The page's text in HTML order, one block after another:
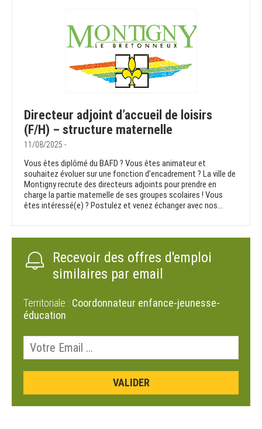
Directeur adjoint d’accueil de loisirs
(F/H) – structure maternelle
11/08/2025 -
Vous êtes diplômé du BAFD ? Vous êtes animateur et
souhaitez évoluer sur une fonction d’encadrement ? La ville de
Montigny recrute des directeurs adjoints pour prendre en
charge la partie maternelle de ses groupes scolaires ! Vous
êtes intéressé(e) ? Postulez et venez échanger avec nos...
Recevoir des offres d'emploi
similaires par email
Territoriale : Coordonnateur enfance-jeunesse-
éducation